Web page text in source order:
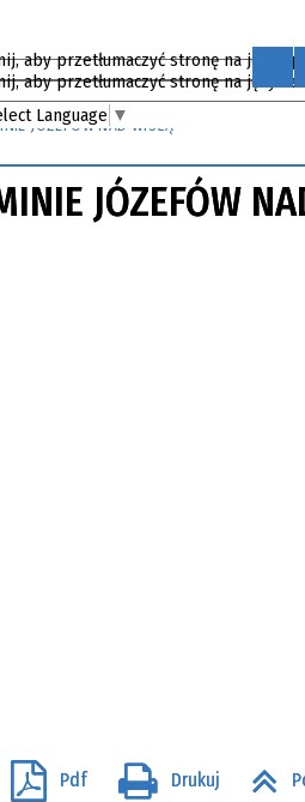
Language ▼
JÓZEFÓW NAD WISŁĄ
JÓZEFÓW
Pdf Drukuj